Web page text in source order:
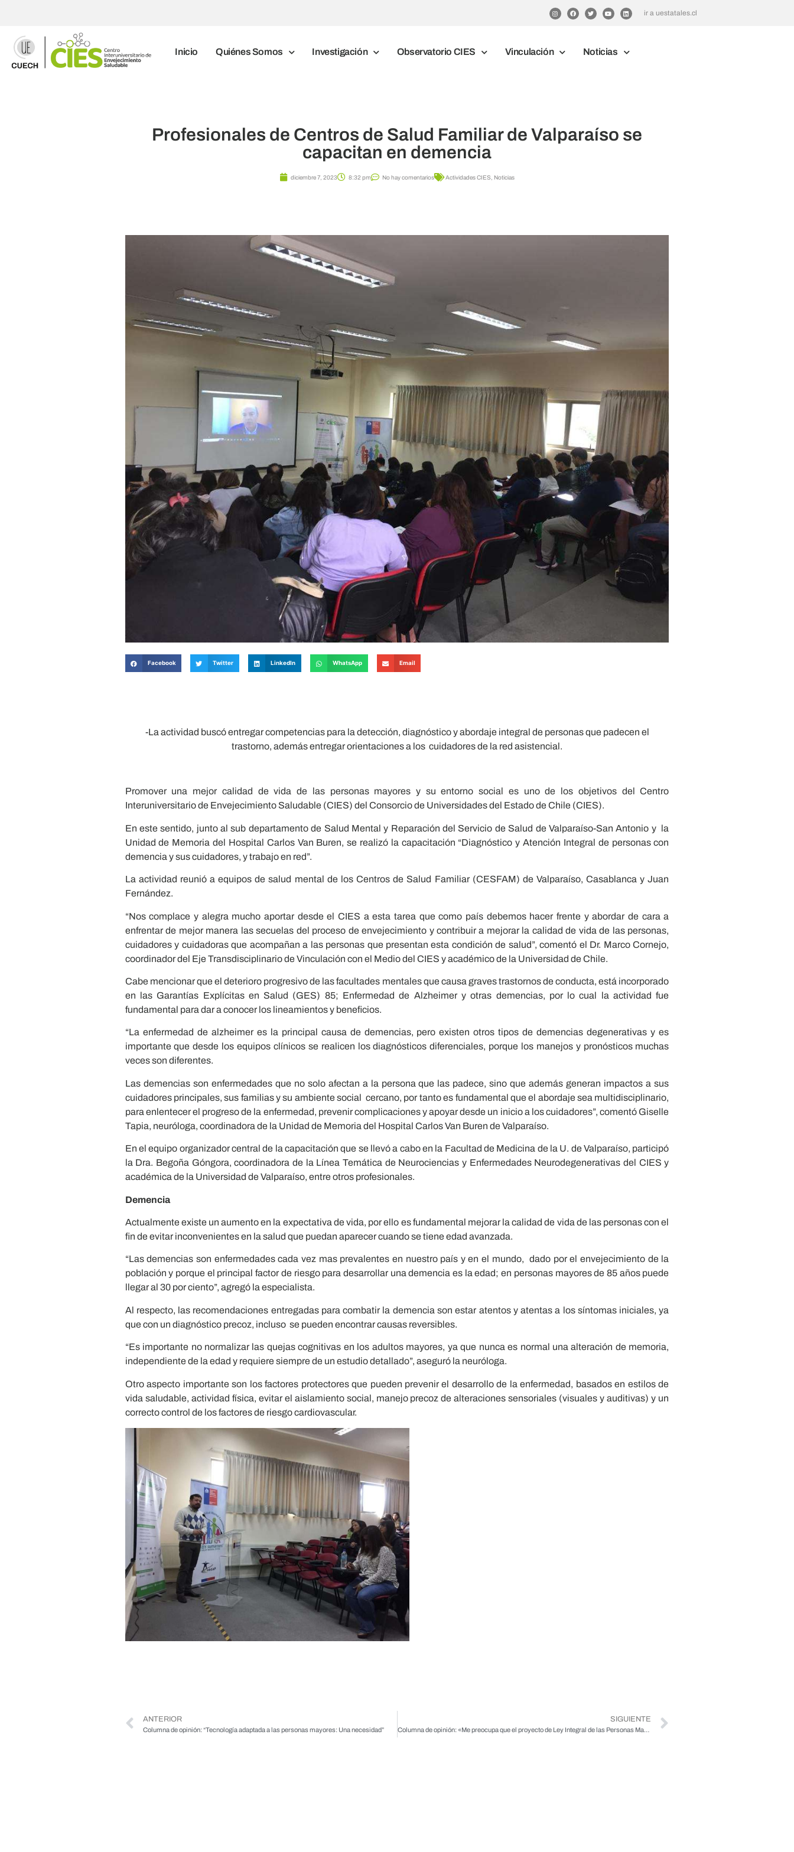
ir a uestatales.cl
Inicio Quiénes Somos Investigación Observatorio CIES Vinculación Noticias
Profesionales de Centros de Salud Familiar de Valparaíso se
capacitan en demencia
diciembre 7, 2023 8:32 pm No hay comentarios Actividades CIES Noticias
Facebook Twitter LinkedIn WhatsApp Email
-La actividad buscó entregar competencias para la detección, diagnóstico y abordaje integral de personas que padecen el
trastorno, además entregar orientaciones a los cuidadores de la red asistencial.
Promover una mejor calidad de vida de las personas mayores y su entorno social es uno de los objetivos del Centro
Interuniversitario de Envejecimiento Saludable (CIES) del Consorcio de Universidades del Estado de Chile (CIES).
En este sentido, junto al sub departamento de Salud Mental y Reparación del Servicio de Salud de Valparaíso-San Antonio y la
Unidad de Memoria del Hospital Carlos Van Buren, se realizó la capacitación “Diagnóstico y Atención Integral de personas con
demencia y sus cuidadores, y trabajo en red”.
La actividad reunió a equipos de salud mental de los Centros de Salud Familiar (CESFAM) de Valparaíso, Casablanca y Juan
Fernández.
“Nos complace y alegra mucho aportar desde el CIES a esta tarea que como país debemos hacer frente y abordar de cara a
enfrentar de mejor manera las secuelas del proceso de envejecimiento y contribuir a mejorar la calidad de vida de las personas,
cuidadores y cuidadoras que acompañan a las personas que presentan esta condición de salud”, comentó el Dr. Marco Cornejo,
coordinador del Eje Transdisciplinario de Vinculación con el Medio del CIES y académico de la Universidad de Chile.
Cabe mencionar que el deterioro progresivo de las facultades mentales que causa graves trastornos de conducta, está incorporado
en las Garantías Explícitas en Salud (GES) 85; Enfermedad de Alzheimer y otras demencias, por lo cual la actividad fue
fundamental para dar a conocer los lineamientos y beneficios.
“La enfermedad de alzheimer es la principal causa de demencias, pero existen otros tipos de demencias degenerativas y es
importante que desde los equipos clínicos se realicen los diagnósticos diferenciales, porque los manejos y pronósticos muchas
veces son diferentes.
Las demencias son enfermedades que no solo afectan a la persona que las padece, sino que además generan impactos a sus
cuidadores principales, sus familias y su ambiente social cercano, por tanto es fundamental que el abordaje sea multidisciplinario,
para enlentecer el progreso de la enfermedad, prevenir complicaciones y apoyar desde un inicio a los cuidadores”, comentó Giselle
Tapia, neuróloga, coordinadora de la Unidad de Memoria del Hospital Carlos Van Buren de Valparaíso.
En el equipo organizador central de la capacitación que se llevó a cabo en la Facultad de Medicina de la U. de Valparaíso, participó
la Dra. Begoña Góngora, coordinadora de la Línea Temática de Neurociencias y Enfermedades Neurodegenerativas del CIES y
académica de la Universidad de Valparaíso, entre otros profesionales.
Demencia
Actualmente existe un aumento en la expectativa de vida, por ello es fundamental mejorar la calidad de vida de las personas con el
fin de evitar inconvenientes en la salud que puedan aparecer cuando se tiene edad avanzada.
“Las demencias son enfermedades cada vez mas prevalentes en nuestro país y en el mundo, dado por el envejecimiento de la
población y porque el principal factor de riesgo para desarrollar una demencia es la edad; en personas mayores de 85 años puede
llegar al 30 por ciento”, agregó la especialista.
Al respecto, las recomendaciones entregadas para combatir la demencia son estar atentos y atentas a los síntomas iniciales, ya
que con un diagnóstico precoz, incluso se pueden encontrar causas reversibles.
“Es importante no normalizar las quejas cognitivas en los adultos mayores, ya que nunca es normal una alteración de memoria,
independiente de la edad y requiere siempre de un estudio detallado”, aseguró la neuróloga.
Otro aspecto importante son los factores protectores que pueden prevenir el desarrollo de la enfermedad, basados en estilos de
vida saludable, actividad física, evitar el aislamiento social, manejo precoz de alteraciones sensoriales (visuales y auditivas) y un
correcto control de los factores de riesgo cardiovascular.
ANTERIOR
Columna de opinión: “Tecnología adaptada a las personas mayores: Una necesidad”
SIGUIENTE
Columna de opinión: «Me preocupa que el proyecto de Ley Integral de las Personas Mayores no avance a paso rápido»